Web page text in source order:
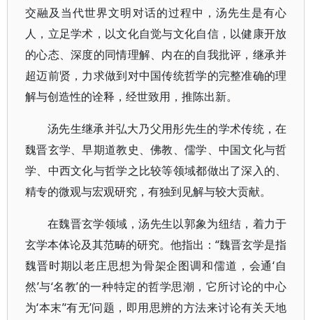
交融及当代世界文明对话的过程中，汤先生是有心
人，立足学术，以文化自觉与文化自信，以健康开放
的心态、深度的同情理解、内在的自我批评，继承并
超迈前贤，力求做到对中国传统哲学的完整准确的理
解与创造性的诠释，经世致用，推陈出新。
汤先生继承并弘大乃父用彤先生的学术传统，在
魏晋玄学、早期道教史、佛教、儒学、中国文化与哲
学、中西文化与哲学之比较等领域都做出了深入的、
精专的微观与宏观研究，有独到见解与较大贡献。
在魏晋玄学领域，汤先生以郭象为纽结，着力于
玄学本体论及其范畴的研究。他指出：“魏晋玄学是指
魏晋时期以老庄思想为骨架企图调和儒道，会通‘自
然’与‘名教’的一种特定的哲学思潮，它所讨论的中心
为‘本末’‘有无’问题，即用思辨的方法来讨论有关天地